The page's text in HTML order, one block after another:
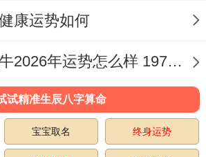
与智慧之人。
道，然寅午半合火局，再次
之中婚姻关系呈现外稳内紧
可见的协作与成就，内里却
而时有紧张，尤需留意沟通
康运势如何
1973年出生的牛2026年运势怎么样 1973年出生什么时候退休
试精准生辰八字算命
宝宝取名 终身运势